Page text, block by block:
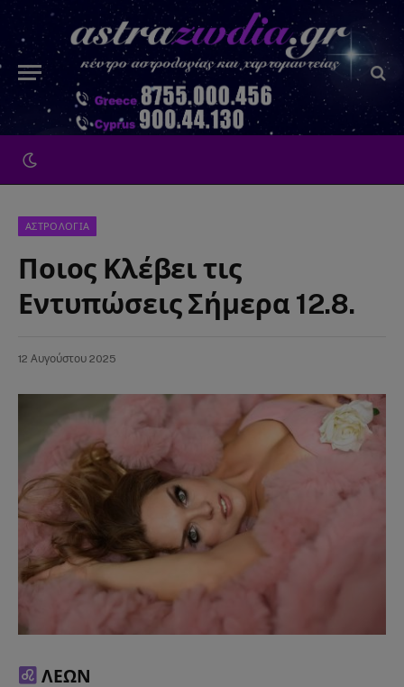
ΑΣΤΡΟΛΟΓΙΑ
Ποιος Κλέβει τις
Εντυπώσεις Σήμερα 12.8.
12 Αυγούστου 2025
ΛΕΩΝ